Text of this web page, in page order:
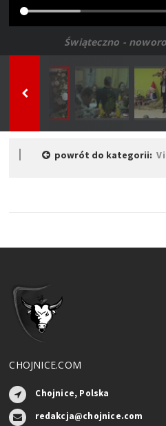
Świąteczno -
powrót do kategorii:
CHOJNICE.COM
Chojnice, Polska
redakcja@chojnice.com